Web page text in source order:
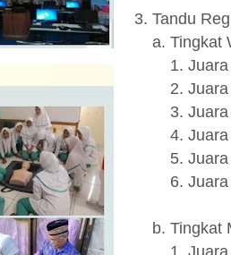
3. Tandu
a. Tingkat
1. Juara 1
2. Juara 2
3. Juara 3
4. Juara
5. Juara
6. Juara
b. Tingkat
1. Juara 1